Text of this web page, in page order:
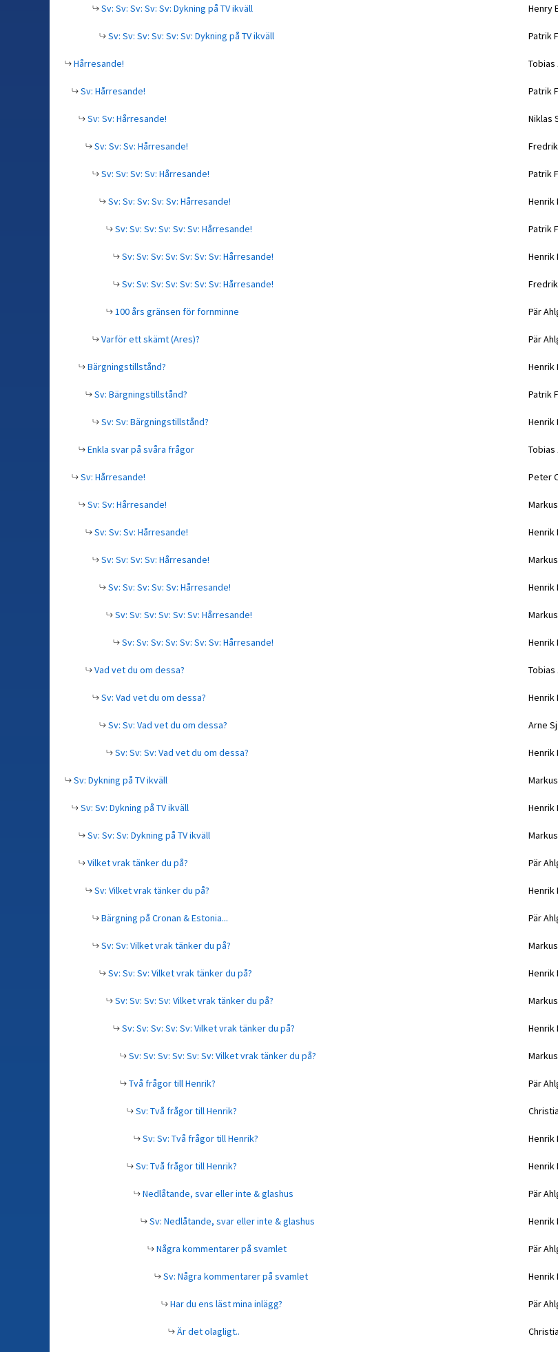
Sv: Sv: Sv: Sv: Sv: Dykning på TV ikväll
Henry
Sv: Sv: Sv: Sv: Sv: Sv: Dykning på TV ikväll
Patrik
Hårresande!
Tobias
Sv: Hårresande!
Patrik
Sv: Sv: Hårresande!
Niklas
Sv: Sv: Sv: Hårresande!
Sv: Sv: Sv: Sv: Hårresande!
Patrik
Sv: Sv: Sv: Sv: Sv: Hårresande!
Henrik
Sv: Sv: Sv: Sv: Sv: Sv: Hårresande!
Patrik
Sv: Sv: Sv: Sv: Sv: Sv: Sv: Hårresande!
Henrik
Sv: Sv: Sv: Sv: Sv: Sv: Sv: Hårresande!
100 års gränsen för fornminne
Pär
Varför ett skämt (Ares)?
Pär
Bärgningstillstånd?
Henrik
Sv: Bärgningstillstånd?
Patrik
Sv: Sv: Bärgningstillstånd?
Henrik
Enkla svar på svåra frågor
Tobias
Sv: Hårresande!
Peter
Sv: Sv: Hårresande!
Sv: Sv: Sv: Hårresande!
Henrik
Sv: Sv: Sv: Sv: Hårresande!
Sv: Sv: Sv: Sv: Sv: Hårresande!
Henrik
Sv: Sv: Sv: Sv: Sv: Sv: Hårresande!
Sv: Sv: Sv: Sv: Sv: Sv: Sv: Hårresande!
Henrik
Vad vet du om dessa?
Tobias
Sv: Vad vet du om dessa?
Henrik
Sv: Sv: Vad vet du om dessa?
Arne
Sv: Sv: Sv: Vad vet du om dessa?
Henrik
Sv: Dykning på TV ikväll
Sv: Sv: Dykning på TV ikväll
Henrik
Sv: Sv: Sv: Dykning på TV ikväll
Vilket vrak tänker du på?
Pär
Sv: Vilket vrak tänker du på?
Henrik
Bärgning på Cronan & Estonia...
Pär
Sv: Sv: Vilket vrak tänker du på?
Sv: Sv: Sv: Vilket vrak tänker du på?
Henrik
Sv: Sv: Sv: Sv: Vilket vrak tänker du på?
Sv: Sv: Sv: Sv: Sv: Vilket vrak tänker du på?
Henrik
Sv: Sv: Sv: Sv: Sv: Sv: Vilket vrak tänker du på?
Två frågor till Henrik?
Pär
Sv: Två frågor till Henrik?
Sv: Sv: Två frågor till Henrik?
Henrik
Sv: Två frågor till Henrik?
Henrik
Nedlåtande, svar eller inte & glashus
Pär
Sv: Nedlåtande, svar eller inte & glashus
Henrik
Några kommentarer på svamlet
Pär
Sv: Några kommentarer på svamlet
Henrik
Har du ens läst mina inlägg?
Pär
Är det olagligt..